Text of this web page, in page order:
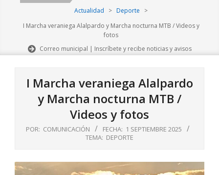
Actualidad
> Deporte
>
I Marcha veraniega Alalpardo y Marcha nocturna MTB / Videos y
fotos
Correo municipal | Inscríbete y recibe noticias y avisos
I Marcha veraniega Alalpardo
y Marcha nocturna MTB /
Videos y fotos
POR: COMUNICACIÓN FECHA: 1 SEPTIEMBRE 2025
TEMA: DEPORTE